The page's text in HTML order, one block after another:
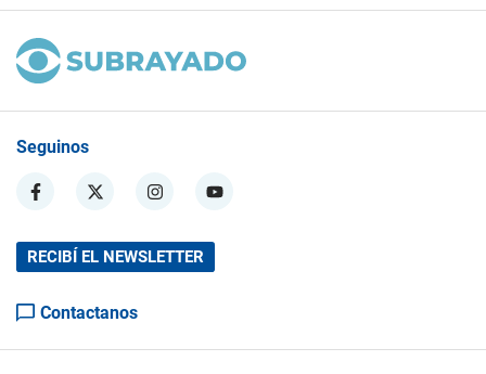
Seguinos
RECIBÍ EL NEWSLETTER
Contactanos